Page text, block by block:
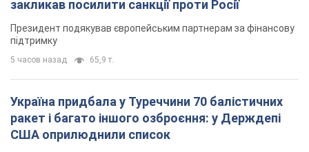
закликав посилити санкції проти Росії
Президент подякував європейським партнерам за фінансову
підтримку
5 часов назад 65,9 т.
Україна придбала у Туреччини 70 балістичних
ракет і багато іншого озброєння: у Держдепі
США оприлюднили список